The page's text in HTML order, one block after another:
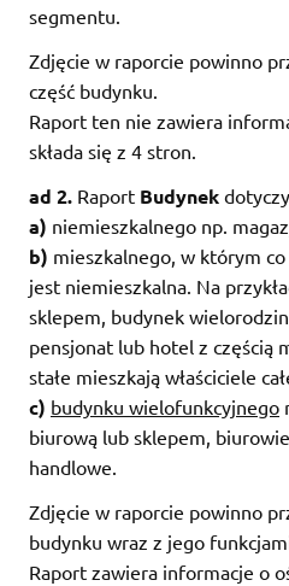
segmentu.
Zdjęcie w raporcie powinno
część budynku.
Raport ten nie zawiera
składa się z 4 stron.
ad 2. Raport Budynek
a) niemieszkalnego np.
b) mieszkalnego, w którym
jest niemieszkalna. Na
sklepem, budynek
pensjonat lub hotel z częścią
stałe mieszkają właściciele
c) budynku wielofunkcyjnego
biurową lub sklepem,
handlowe.
Zdjęcie w raporcie powinno
budynku wraz z jego
Raport zawiera informacje o